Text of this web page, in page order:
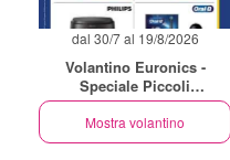
dal 30/7 al 19/8/2026
Volantino Euronics -
Speciale Piccoli
Elettrodomestici
Mostra volantino